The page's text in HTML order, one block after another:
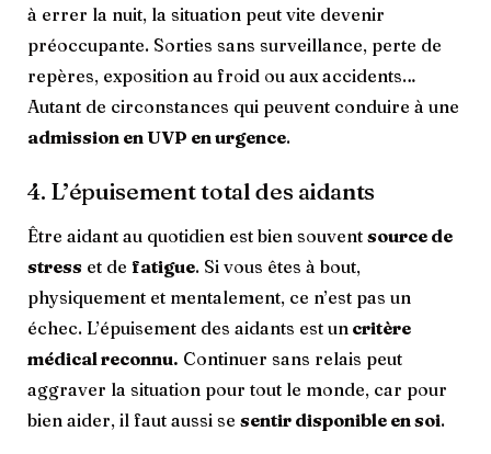
à errer la nuit, la situation peut vite devenir
préoccupante. Sorties sans surveillance, perte de
repères, exposition au froid ou aux accidents…
Autant de circonstances qui peuvent conduire à une
admission en UVP en urgence.
4. L’épuisement total des aidants
Être aidant au quotidien est bien souvent source de
stress et de fatigue. Si vous êtes à bout,
physiquement et mentalement, ce n’est pas un
échec. L’épuisement des aidants est un critère
médical reconnu. Continuer sans relais peut
aggraver la situation pour tout le monde, car pour
bien aider, il faut aussi se sentir disponible en soi.